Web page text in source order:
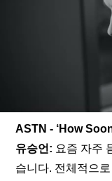
ASTN - ‘How
유승언: 요즘 자주
습니다. 전체적으